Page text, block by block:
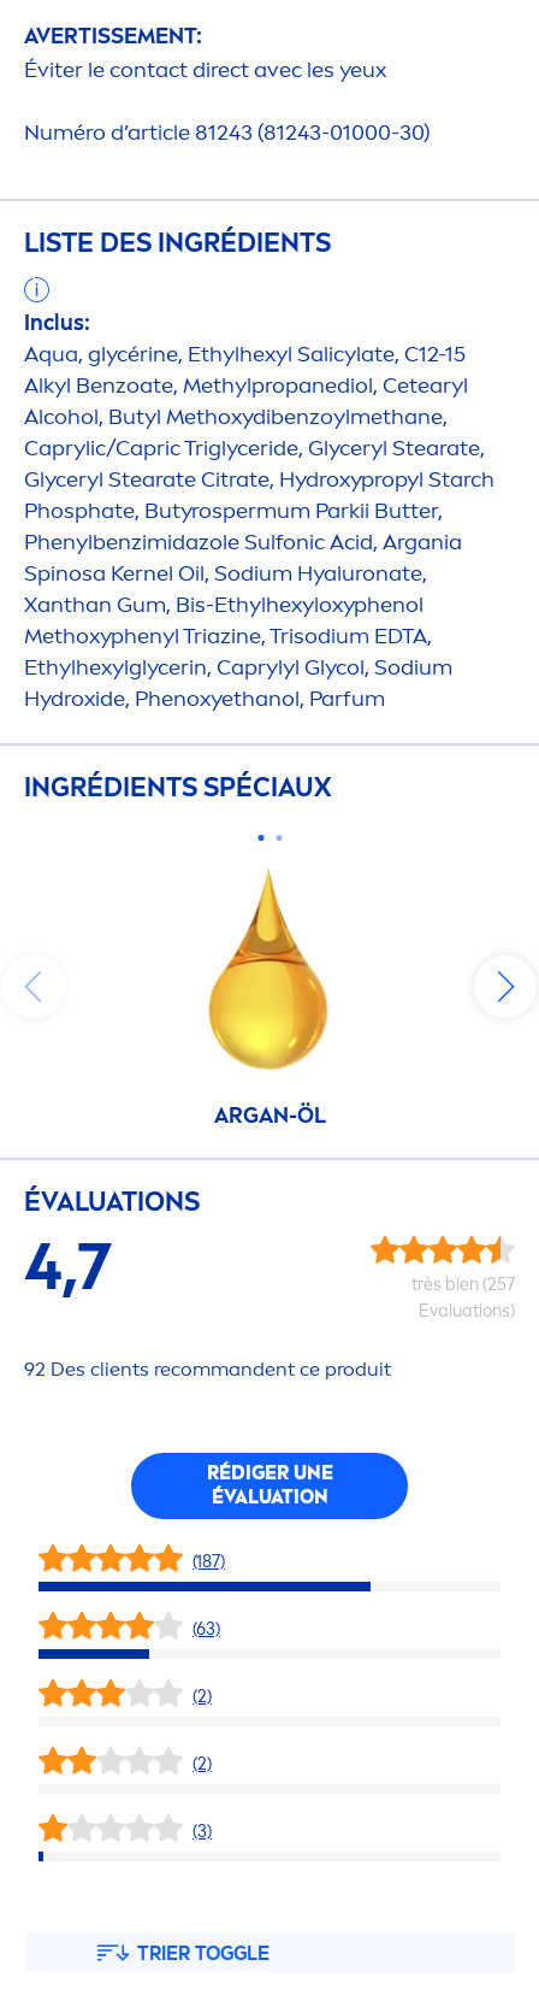
AVERTISSEMENT:
Éviter le contact direct avec les yeux
Numéro d’article 81243 (81243-01000-30)
LISTE DES INGRÉDIENTS
Inclus:
Aqua, glycérine, Ethylhexyl Salicylate, C12-15
Alkyl Benzoate, Methylpropanediol, Cetearyl
Alcohol, Butyl Methoxydibenzoylmethane,
Caprylic/Capric Triglyceride, Glyceryl Stearate,
Glyceryl Stearate Citrate, Hydroxypropyl Starch
Phosphate, Butyrospermum Parkii Butter,
Phenylbenzimidazole Sulfonic Acid, Argania
Spinosa Kernel Oil, Sodium Hyaluronate,
Xanthan Gum, Bis-Ethylhexyloxyphenol
Methoxyphenyl Triazine, Trisodium EDTA,
Ethylhexylglycerin, Caprylyl Glycol, Sodium
Hydroxide, Phenoxyethanol, Parfum
INGRÉDIENTS SPÉCIAUX
ARGAN-ÖL
ÉVALUATIONS
4,7
très bien (257
Evaluations)
92 Des clients recommandent ce produit
RÉDIGER UNE
ÉVALUATION
(187)
(63)
(2)
(2)
(3)
TRIER TOGGLE